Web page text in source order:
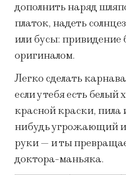
дополнить наряд
платок, надеть
или бусы: привидение
оригиналом.
Легко сделать
если у тебя есть белый
красной краски,
нибудь угрожающий
руки — и ты
доктора-маньяка.